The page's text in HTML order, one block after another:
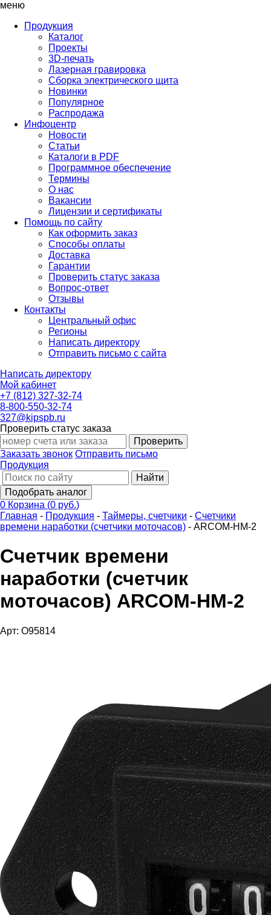
меню
Продукция
Каталог
Проекты
3D-печать
Лазерная гравировка
Сборка электрического щита
Новинки
Популярное
Распродажа
Инфоцентр
Новости
Статьи
Каталоги в PDF
Программное обеспечение
Термины
О нас
Вакансии
Лицензии и сертификаты
Помощь по сайту
Как оформить заказ
Способы оплаты
Доставка
Гарантии
Проверить статус заказа
Вопрос-ответ
Отзывы
Контакты
Центральный офис
Регионы
Написать директору
Отправить письмо с сайта
Написать директору
Мой кабинет
+7 (812) 327-32-74
8-800-550-32-74
327@kipspb.ru
Проверить статус заказа
Проверить
Заказать звонок Отправить письмо
Продукция
Найти
Подобрать аналог
0 Корзина (0 руб.)
Главная - Продукция - Таймеры, счетчики - Счетчики
времени наработки (счетчики моточасов) - ARCOM-HM-2
Счетчик времени
наработки (счетчик
моточасов) ARCOM-HM-2
Арт: O95814